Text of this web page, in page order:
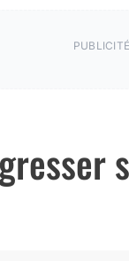
PUBLICITÉ